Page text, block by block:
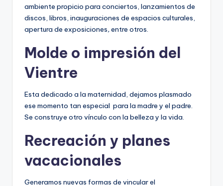
ambiente propicio para conciertos, lanzamientos de
discos, libros, inauguraciones de espacios culturales,
apertura de exposiciones,entre otros.
Molde o impresión del
Vientre
Esta dedicado a la maternidad, dejamos plasmado
ese momento tan especial para la madre y el padre.
Se construye otro vínculo con la belleza y la vida.
Recreación y planes
vacacionales
Generamos nuevas formas de vincular el